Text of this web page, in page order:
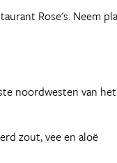
Rose's. Neem
noordwesten van het
zout, vee en aloë